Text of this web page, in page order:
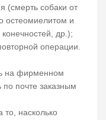
(смерть собаки от
остеомиелитом и
др.);
операции.
на фирменном
почте заказным
то, насколько